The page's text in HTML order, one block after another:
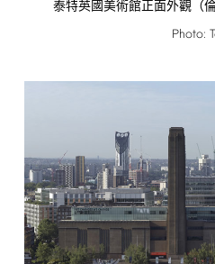
泰特英國美術館正面外觀（
Photo: